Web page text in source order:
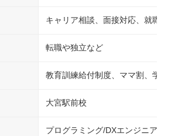
キャリア相談、面接対応、就職先
転職や独立など
教育訓練給付制度、ママ割、学
大宮駅前校
プログラミング/DXエンジニア